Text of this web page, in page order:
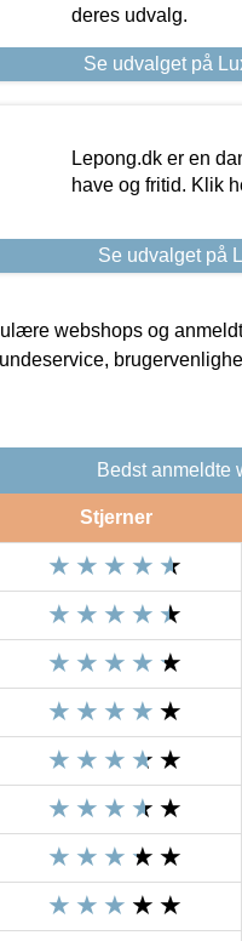
deres udvalg.
Se udvalget på
Lepong.dk er en
have og fritid. Klik
Se udvalget på
webshops og
Bedst anmeldte
Stjerner